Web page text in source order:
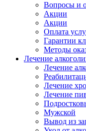
Вопросы и
Акции
Акции
Оплата
Гарантии
Методы
Лечение
Лечение
Лечение
Лечение
Мужской
Вывод из